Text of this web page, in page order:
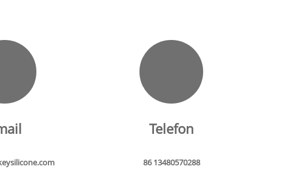
Telefon
86 13480570288